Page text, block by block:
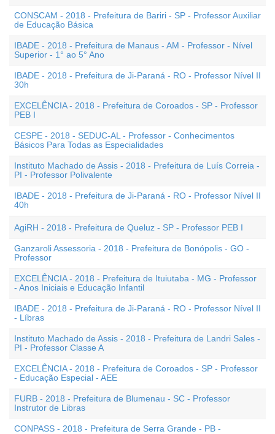
CONSCAM - 2018 - Prefeitura de Bariri - SP - Professor Auxiliar
de Educação Básica
IBADE - 2018 - Prefeitura de Manaus - AM - Professor - Nível
Superior - 1° ao 5° Ano
IBADE - 2018 - Prefeitura de Ji-Paraná - RO - Professor Nível II
30h
EXCELÊNCIA - 2018 - Prefeitura de Coroados - SP - Professor
PEB I
CESPE - 2018 - SEDUC-AL - Professor - Conhecimentos
Básicos Para Todas as Especialidades
Instituto Machado de Assis - 2018 - Prefeitura de Luís Correia -
PI - Professor Polivalente
IBADE - 2018 - Prefeitura de Ji-Paraná - RO - Professor Nível II
40h
AgiRH - 2018 - Prefeitura de Queluz - SP - Professor PEB I
Ganzaroli Assessoria - 2018 - Prefeitura de Bonópolis - GO -
Professor
EXCELÊNCIA - 2018 - Prefeitura de Ituiutaba - MG - Professor
- Anos Iniciais e Educação Infantil
IBADE - 2018 - Prefeitura de Ji-Paraná - RO - Professor Nível II
- Líbras
Instituto Machado de Assis - 2018 - Prefeitura de Landri Sales -
PI - Professor Classe A
EXCELÊNCIA - 2018 - Prefeitura de Coroados - SP - Professor
- Educação Especial - AEE
FURB - 2018 - Prefeitura de Blumenau - SC - Professor
Instrutor de Libras
CONPASS - 2018 - Prefeitura de Serra Grande - PB -